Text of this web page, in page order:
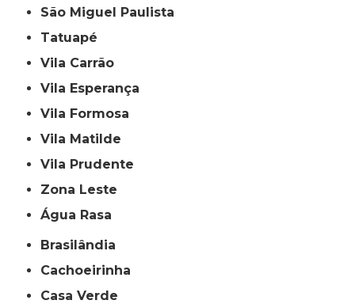
São Miguel Paulista
Tatuapé
Vila Carrão
Vila Esperança
Vila Formosa
Vila Matilde
Vila Prudente
Zona Leste
Água Rasa
Brasilândia
Cachoeirinha
Casa Verde